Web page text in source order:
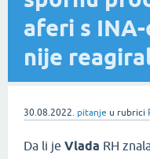
aferi s
nije
30.08.2022. pitanje u rubrici
Da li je Vlada RH